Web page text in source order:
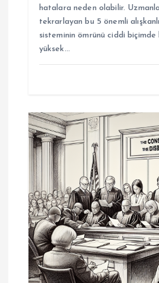
hatalara neden olabilir.
tekrarlayan bu 5 önemli
sisteminin ömrünü ciddi biçimde
yüksek…